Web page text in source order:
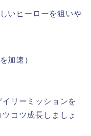
いヒーローを狙いや
加速）
リーミッションを
コツ成長しましょ